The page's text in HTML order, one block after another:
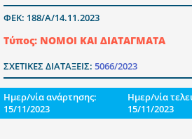
ΦΕΚ: 188/Α/14.11.2023
Τύπος: ΝΟΜΟΙ ΚΑΙ ΔΙΑΤΑΓΜΑΤΑ
ΣΧΕΤΙΚΕΣ ΔΙΑΤΑΞΕΙΣ: 5066/2023
Ημερ/νία ανάρτησης:
15/11/2023
Ημερ/νία
15/11/2023